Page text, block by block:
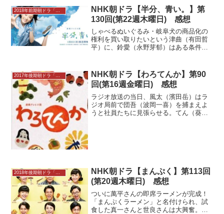
いをなつに打ち明ける。組合長の田辺(宇
梶剛士)に呼ばれ...
2018年前期朝ドラ「半分、青い。」
NHK朝ドラ【半分、青い。】第
130回(第22週木曜日) 感想
しゃべるぬいぐるみ・岐阜犬の商品化の
権利を買い取りたいという津曲（有田哲
平）に、鈴愛（永野芽郁）はある条件で
用したシェアオフィスの中にあった。校
内を案内されると、出会う...
2017年後期朝ドラ「わろてんか」
NHK朝ドラ【わろてんか】第90
回(第16週金曜日) 感想
ラジオ放送の当日、風太（濱田岳）はラ
ジオ局前で団吾（波岡一喜）を捕まえよ
うと社員たちに見張らせる。てん（葵わ
2018年後期朝ドラ「まんぷく」
NHK朝ドラ【まんぷく】第113回
(第20週木曜日) 感想
ついに萬平さんの即席ラーメンが完成！
「まんぷくラーメン」と名付けられ、試
食した真一さんと世良さんは大興奮。す